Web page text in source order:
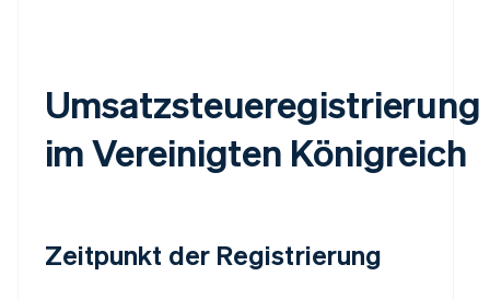
Umsatzsteueregistrierung
im Vereinigten Königreich
Zeitpunkt der Registrierung